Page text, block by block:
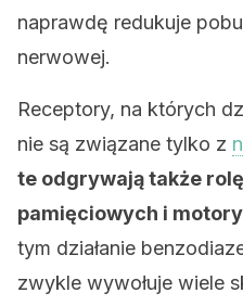
naprawdę redukuje
nerwowej.
Receptory, na których
nie są związane tylko z
te odgrywają także
pamięciowych i
tym działanie
zwykle wywołuje wiele